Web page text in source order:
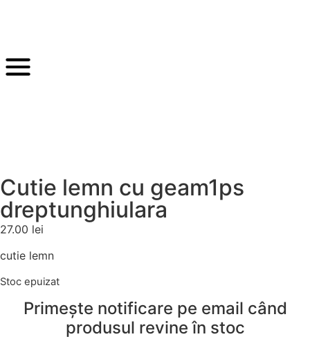
Cutie lemn cu geam1ps
dreptunghiulara
27.00 lei
cutie lemn
Stoc epuizat
Primește notificare pe email când
produsul revine în stoc